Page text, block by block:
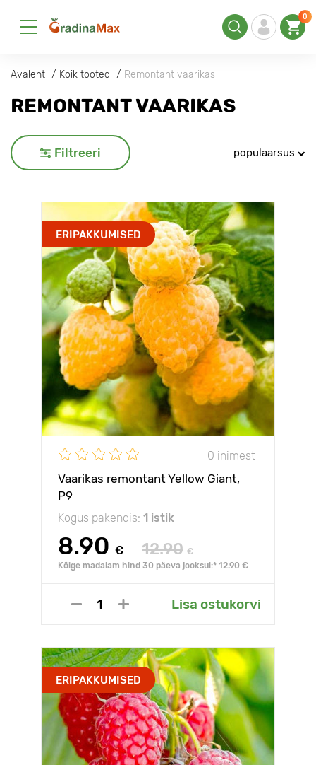
0
Avaleht Kõik tooted Remontant vaarikas
REMONTANT VAARIKAS
Filtreeri populaarsus
ERIPAKKUMISED
0 inimest
Vaarikas remontant Yellow Giant,
Р9
Kogus pakendis: 1 istik
8.90 € 12.90 €
Kõige madalam hind 30 päeva jooksul:* 12.90 €
Lisa ostukorvi
ERIPAKKUMISED